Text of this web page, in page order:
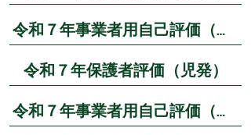
令和７年事業者用自己評価（放デ）
令和７年保護者評価（児発）
令和７年事業者用自己評価（児発）